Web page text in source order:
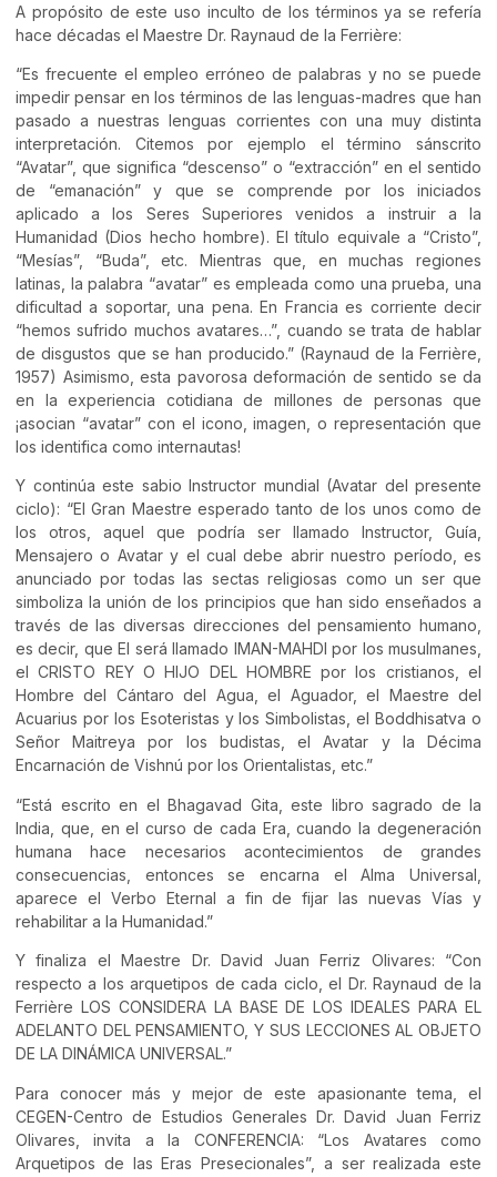
A propósito de este uso inculto de los términos ya se refería
hace décadas el Maestre Dr. Raynaud de la Ferrière:
“Es frecuente el empleo erróneo de palabras y no se puede
impedir pensar en los términos de las lenguas-madres que han
pasado a nuestras lenguas corrientes con una muy distinta
interpretación. Citemos por ejemplo el término sánscrito
“Avatar”, que significa “descenso” o “extracción” en el sentido
de “emanación” y que se comprende por los iniciados
aplicado a los Seres Superiores venidos a instruir a la
Humanidad (Dios hecho hombre). El título equivale a “Cristo”,
“Mesías”, “Buda”, etc. Mientras que, en muchas regiones
latinas, la palabra “avatar” es empleada como una prueba, una
dificultad a soportar, una pena. En Francia es corriente decir
“hemos sufrido muchos avatares…”, cuando se trata de hablar
de disgustos que se han producido.” (Raynaud de la Ferrière,
1957) Asimismo, esta pavorosa deformación de sentido se da
en la experiencia cotidiana de millones de personas que
¡asocian “avatar” con el icono, imagen, o representación que
los identifica como internautas!
Y continúa este sabio Instructor mundial (Avatar del presente
ciclo): “El Gran Maestre esperado tanto de los unos como de
los otros, aquel que podría ser llamado Instructor, Guía,
Mensajero o Avatar y el cual debe abrir nuestro período, es
anunciado por todas las sectas religiosas como un ser que
simboliza la unión de los principios que han sido enseñados a
través de las diversas direcciones del pensamiento humano,
es decir, que El será llamado IMAN-MAHDI por los musulmanes,
el CRISTO REY O HIJO DEL HOMBRE por los cristianos, el
Hombre del Cántaro del Agua, el Aguador, el Maestre del
Acuarius por los Esoteristas y los Simbolistas, el Boddhisatva o
Señor Maitreya por los budistas, el Avatar y la Décima
Encarnación de Vishnú por los Orientalistas, etc.”
“Está escrito en el Bhagavad Gita, este libro sagrado de la
India, que, en el curso de cada Era, cuando la degeneración
humana hace necesarios acontecimientos de grandes
consecuencias, entonces se encarna el Alma Universal,
aparece el Verbo Eternal a fin de fijar las nuevas Vías y
rehabilitar a la Humanidad.”
Y finaliza el Maestre Dr. David Juan Ferriz Olivares: “Con
respecto a los arquetipos de cada ciclo, el Dr. Raynaud de la
Ferrière LOS CONSIDERA LA BASE DE LOS IDEALES PARA EL
ADELANTO DEL PENSAMIENTO, Y SUS LECCIONES AL OBJETO
DE LA DINÁMICA UNIVERSAL.”
Para conocer más y mejor de este apasionante tema, el
CEGEN-Centro de Estudios Generales Dr. David Juan Ferriz
Olivares, invita a la CONFERENCIA: “Los Avatares como
Arquetipos de las Eras Presecionales”, a ser realizada este